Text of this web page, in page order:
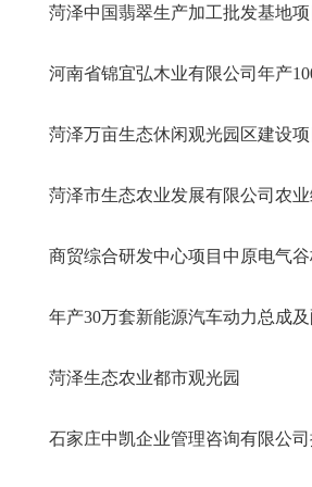
菏泽中国翡翠生产加工批发基地项
河南省锦宜弘木业有限公司年产
菏泽万亩生态休闲观光园区建设项
菏泽市生态农业发展有限公司农
商贸综合研发中心项目中原电气
年产30万套新能源汽车动力总成
菏泽生态农业都市观光园
石家庄中凯企业管理咨询有限公